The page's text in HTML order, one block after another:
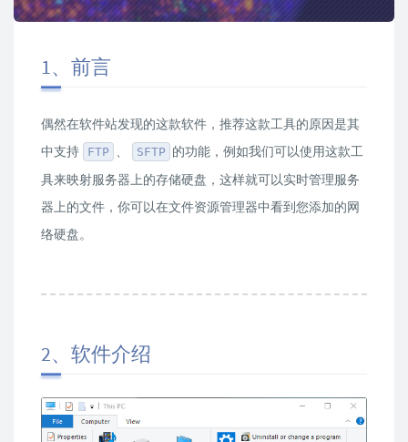
1、前言
偶然在软件站发现的这款软件，推荐这款工具的原因是其
中支持
FTP 、 SFTP 的功能，例如我们可以使用这款工
具来映射服务器上的存储硬盘，这样就可以实时管理服务
器上的文件，你可以在文件资源管理器中看到您添加的网
络硬盘。
2、软件介绍